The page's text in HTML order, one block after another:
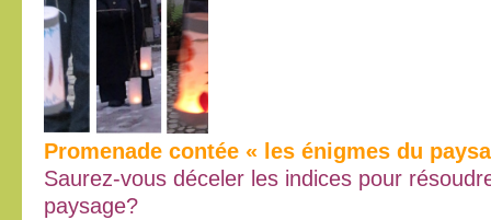
Promenade contée « les énigmes du
Saurez-vous déceler les indices pour
paysage?